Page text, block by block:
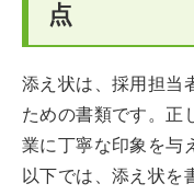
点
添え状は、採用担当
ための書類です。正
業に丁寧な印象を与
以下では、添え状を